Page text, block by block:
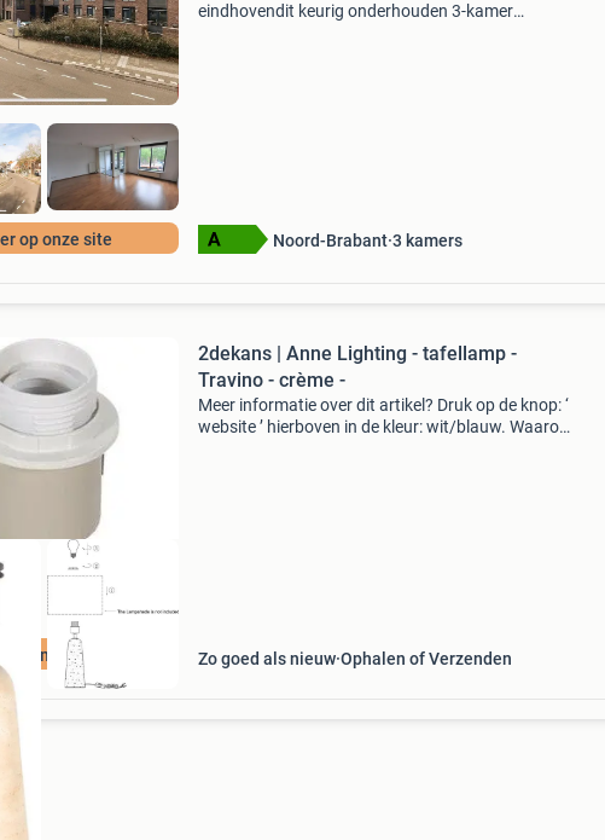
op onze site
eindhovendit keurig onderhouden 3-kamer
Noord-Brabant 3 kamers
Deal
2dekans | Anne Lighting - tafellamp -
Travino - crème -
Meer informatie over dit artikel? Druk op de knop: ‘
website ’ hierboven in de kleur: wit/blauw. Waarom
Zo goed als nieuw Ophalen of Verzenden